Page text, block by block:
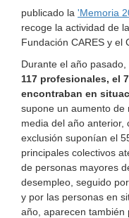
publicado la 'Memoria
recoge la actividad de
Fundación CARES y el
Durante el año
117 profesionales, el
encontraban en
supone un aumento de
media del año anterior,
exclusión suponían el
principales colectivos
de personas mayores
desempleo, seguido
y por las personas en
año, aparecen también